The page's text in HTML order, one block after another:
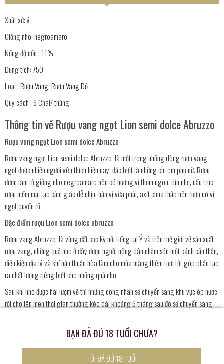
Xuất xứ: ý
Giống nho: negroamaro
Nồng độ cồn : 11%
Dung tích: 750
Loại :Rượu Vang,Rượu Vang Đỏ
Quy cách : 6 Chai/ thùng
Thông tin về Rượu vang ngọt Lion semi dolce Abruzzo
Rượu vang ngọt Lion semi dolce Abruzzo
Rượu vang ngọt Lion semi dolce Abruzzo là một trong những dòng rượu vang
ngọt được nhiều người yêu thích hiện nay, đặc biệt là những chị em phụ nữ. Rượu
được làm từ giống nho negroamaro nên có hương vị thơm ngon, dịu nhẹ, cấu trúc
rượu mềm mại tạo cảm giác dễ chịu, hậu vị vừa phải, axit chua thấp nên rượu có vị
ngọt quyến rũ.
Đặc điểm rượu Lion semi dolce abruzzo
Rượu vang Abruzzo là vùng đất cực kỳ nổi tiếng tại Ý và trên thế giới về sản xuất
rượu vang, những quả nho ở đây được người nông dân chăm sóc một cách cẩn thận,
điều kiện địa lý và khí hậu thuận hòa làm cho mùa màng thêm tươi tốt góp phần tạo
ra chất lượng riêng biệt cho những quả nho.
Sau khi nho được hái lượm về thì những công nhân sẽ chuyển sang khu vực ép nước
rồi cho lên men thời gian thường kéo dài khoảng 6 tháng sau đó sẽ chuyển sang
Đặc trưng đầu tiên của vang ngọt Ý Lion semi dolce abruzzo này đó là khi mở ra
rất đặc biệt, nồng độ cồn thì không quá cao phù hợp với nhiều chị em phụ nữ
BẠN ĐÃ ĐỦ 18 TUỔI CHƯA?
TÔI ĐÃ ĐỦ 18 TUỔI